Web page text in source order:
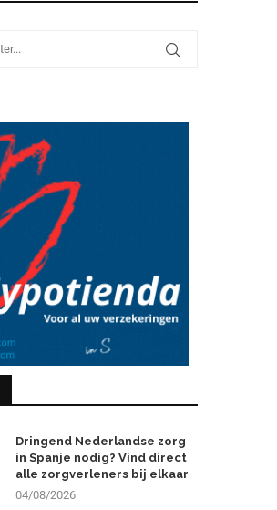
Dringend Nederlandse zorg
in Spanje nodig? Vind direct
alle zorgverleners bij elkaar
04/08/2026